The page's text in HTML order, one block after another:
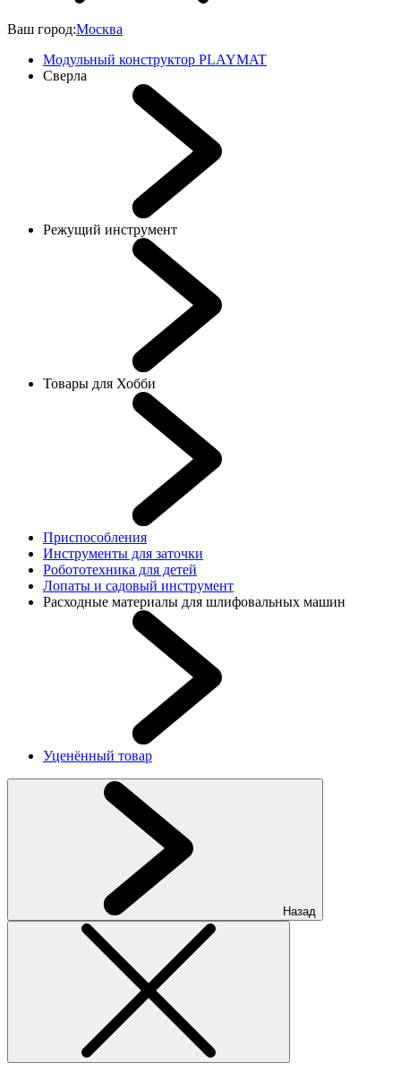
Ваш город:Москва
Модульный конструктор PLAYMAT
Сверла
Режущий инструмент
Товары для Хобби
Приспособления
Инструменты для заточки
Робототехника для детей
Лопаты и садовый инструмент
Расходные материалы для шлифовальных машин
Уценённый товар
Назад